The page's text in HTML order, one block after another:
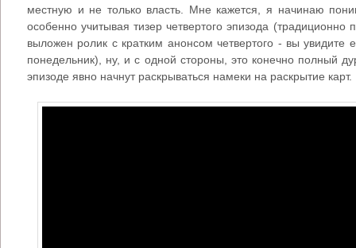
местную и не только власть. Мне кажется, я начинаю
особенно учитывая тизер четвертого эпизода (традиционно
выложен ролик с кратким анонсом четвертого - вы увидите
понедельник), ну, и с одной стороны, это конечно полный
эпизоде явно начнут раскрываться намеки на раскрытие карт.